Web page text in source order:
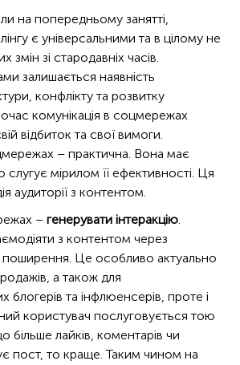
емоційне вигорання та якою є профілактика
на попередньому занятті,
є універсальними та в цілому не
змін зі стародавніх часів.
залишається наявність
конфлікту та розвитку
комунікація в соцмережах
відбиток та свої вимоги.
– практична. Вона має
мірилом її ефективності. Ця
аудиторії з контентом.
– генерувати інтеракцію.
з контентом через
поширення. Це особливо актуально
а також для
блогерів та інфлюенсерів, проте і
користувач послуговується тою
лайків, коментарів чи
пост, то краще. Таким чином на